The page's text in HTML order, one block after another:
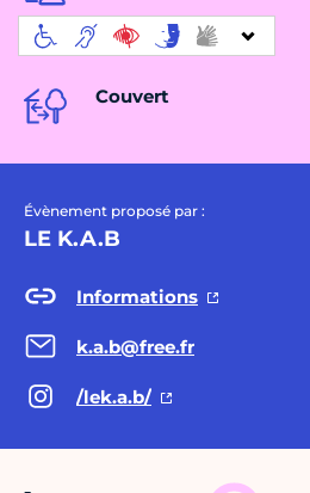
Couvert
Évènement proposé par :
LE K.A.B
Informations
k.a.b@free.fr
/lek.a.b/